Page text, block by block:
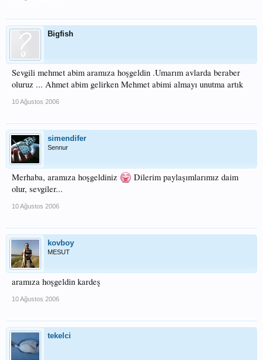
Bigfish
Sevgili mehmet abim aramıza hoşgeldin .Umarım avlarda beraber
oluruz ... Ahmet abim gelirken Mehmet abimi almayı unutma artık
10 Ağustos 2006
simendifer
Sennur
Merhaba, aramıza hoşgeldiniz
Dilerim paylaşımlarımız daim
olur, sevgiler...
10 Ağustos 2006
kovboy
MESUT
aramıza hoşgeldin kardeş
10 Ağustos 2006
tekelci